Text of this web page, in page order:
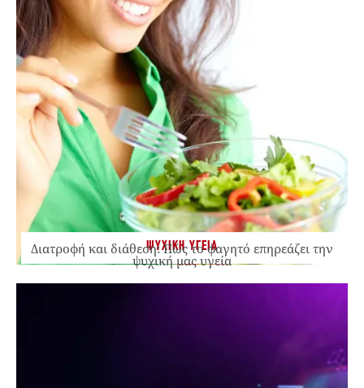
ΨΥΧΙΚΗ ΥΓΕΙΑ
Διατροφή και διάθεση: Πώς το φαγητό επηρεάζει την
ψυχική μας υγεία